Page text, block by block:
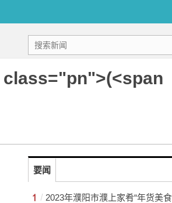
class="pn">(<span
要闻
2023年濮阳市濮上家肴“年货美